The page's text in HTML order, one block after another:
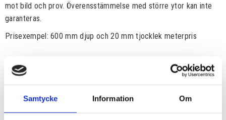
Samtycke Information Om
mot bild och prov. Överensstämmelse med större ytor kan inte
garanteras.
Prisexempel: 600 mm djup och 20 mm tjocklek meterpris